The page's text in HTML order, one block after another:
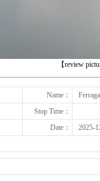
【review
Name：
Stop Time：
Date：
2025-